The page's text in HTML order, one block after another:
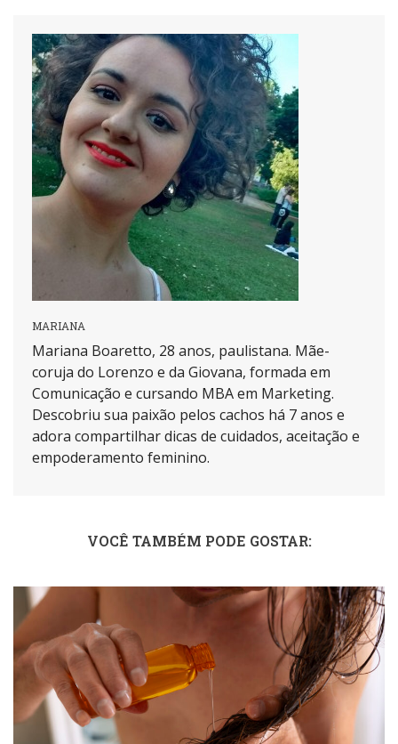
MARIANA
Mariana Boaretto, 28 anos, paulistana. Mãe-
coruja do Lorenzo e da Giovana, formada em
Comunicação e cursando MBA em Marketing.
Descobriu sua paixão pelos cachos há 7 anos e
adora compartilhar dicas de cuidados, aceitação e
empoderamento feminino.
VOCÊ TAMBÉM PODE GOSTAR: